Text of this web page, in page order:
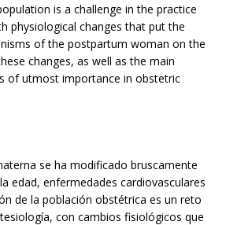
is a challenge in the practice
physiological changes that put the
of the postpartum woman on the
changes, as well as the main
of utmost importance in obstetric
se ha modificado bruscamente
edad, enfermedades cardiovasculares
de la población obstétrica es un reto
con cambios fisiológicos que